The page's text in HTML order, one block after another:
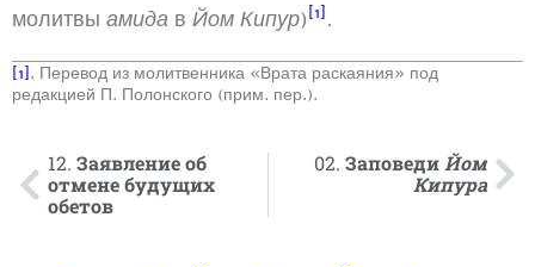
молитвы амида в Йом Кипур) [1] .
[1]. Перевод из молитвенника «Врата раскаяния» под
редакцией П. Полонского (прим. пер.).
12. Заявление об
отмене будущих
обетов
02. Заповеди Йом
Кипура